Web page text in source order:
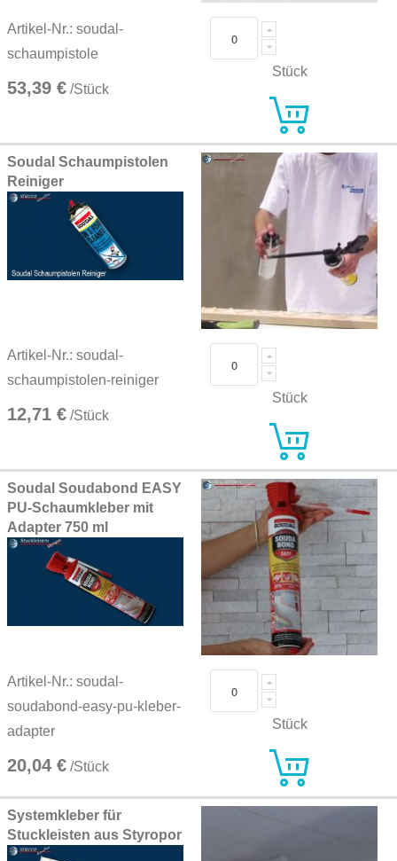
Artikel-Nr.: soudal-
schaumpistole
53,39 € /Stück
Stück
Soudal Schaumpistolen
Reiniger
Artikel-Nr.: soudal-
schaumpistolen-reiniger
12,71 € /Stück
Stück
Soudal Soudabond EASY
PU-Schaumkleber mit
Adapter 750 ml
Artikel-Nr.: soudal-
soudabond-easy-pu-kleber-
adapter
20,04 € /Stück
Stück
Systemkleber für
Stuckleisten aus Styropor